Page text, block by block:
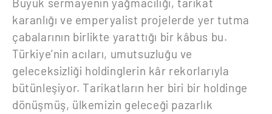
Büyük sermayenin yağmacılığı, tarikat
karanlığı ve emperyalist projelerde yer tutma
çabalarının birlikte yarattığı bir kâbus bu.
Türkiye’nin acıları, umutsuzluğu ve
geleceksizliği holdinglerin kâr rekorlarıyla
bütünleşiyor. Tarikatların her biri bir holdinge
dönüşmüş, ülkemizin geleceği pazarlık